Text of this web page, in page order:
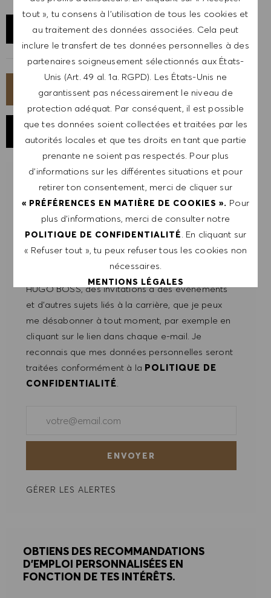
tout », tu consens à l’utilisation de tous les cookies et
au traitement des données associées. Cela peut
inclure le transfert de tes données personnelles à des
partenaires soigneusement sélectionnés aux États-
Unis (Art. 49 al. 1a. RGPD). Les États-Unis ne
garantissent pas nécessairement le niveau de
protection adéquat. Par conséquent, il est possible
que tes données soient collectées et traitées par les
autorités locales et que tes droits en tant que partie
prenante ne soient pas respectés. Pour plus
d’informations sur les différentes situations et pour
retirer ton consentement, merci de cliquer sur
« PRÉFÉRENCES EN MATIÈRE DE COOKIES ». Pour
plus d’informations, merci de consulter notre
POLITIQUE DE CONFIDENTIALITÉ. En cliquant sur
« Refuser tout », tu peux refuser tous les cookies non
nécessaires.
MENTIONS LÉGALES
PRÉFÉRENCES EN MATIÈRE DE COOKIES
REFUSER TOUT
ACCEPTER TOUT
AFFICHER LE SITE
POSTULER MAINTENANT
ENREGISTRER LE POSTE
RECEVOIR UNE NOTIFICATION POUR
DES POSTES SIMILAIRES
Inscris-toi pour recevoir des alertes de postes.
REMARQUE: En m'inscrivant, je consens à
recevoir des mails contenant des offres d'emploi
HUGO BOSS, des invitations à des événements
et d'autres sujets liés à la carrière, que je peux
me désabonner à tout moment, par exemple en
cliquant sur le lien dans chaque e-mail. Je
reconnais que mes données personnelles seront
traitées conformément à la POLITIQUE DE
CONFIDENTIALITÉ.
ENVOYER
GÉRER LES ALERTES
OBTIENS DES RECOMMANDATIONS
D'EMPLOI PERSONNALISÉES EN
FONCTION DE TES INTÉRÊTS.